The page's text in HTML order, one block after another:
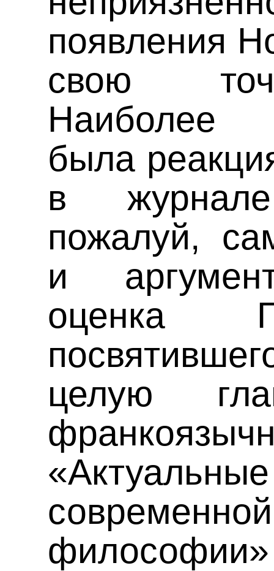
появления
свою
Наиболее
была
в
пожалуй,
и
оценка
целую
философии»